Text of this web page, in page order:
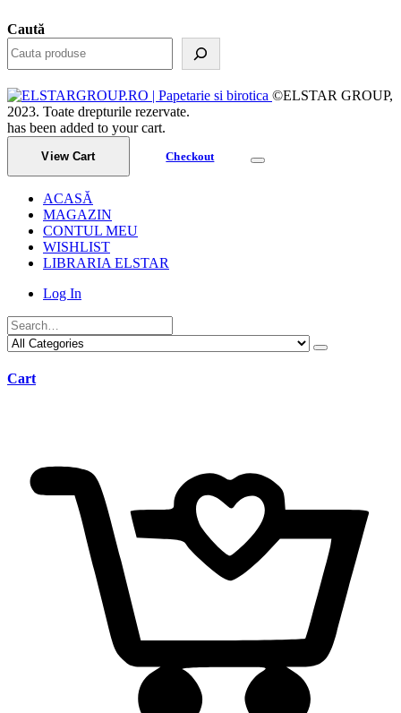
Caută
©ELSTAR GROUP,
2023. Toate drepturile rezervate.
has been added to your cart.
View Cart Checkout
ACASĂ
MAGAZIN
CONTUL MEU
WISHLIST
LIBRARIA ELSTAR
Log In
Cart